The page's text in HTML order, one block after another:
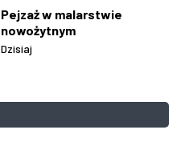
Pejzaż w malarstwie
nowożytnym
Dzisiaj